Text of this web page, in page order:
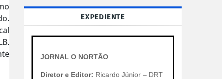
EXPEDIENTE
JORNAL O NORTÃO
Diretor e Editor: Ricardo Júnior – DRT